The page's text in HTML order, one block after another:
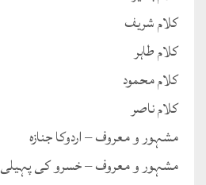
کلام شریف
کلام طاہر
کلام محمود
کلام ناصر
مشہور و معروف – اردوکا جنازہ
مشہور و معروف – خسرو کی پہیلی